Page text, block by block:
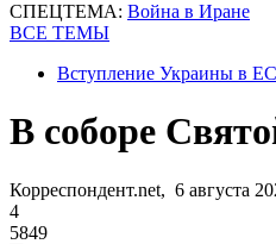
СПЕЦТЕМА: Война в Иране
ВСЕ ТЕМЫ
Вступление Украины в ЕС
В соборе
Корреспондент.net, 6 августа
4
5849